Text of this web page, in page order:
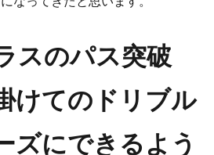
スのパス突破
けてのドリブル
ズにできるよう